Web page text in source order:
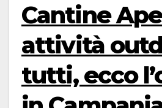
Cantine
attività
tutti, ecco